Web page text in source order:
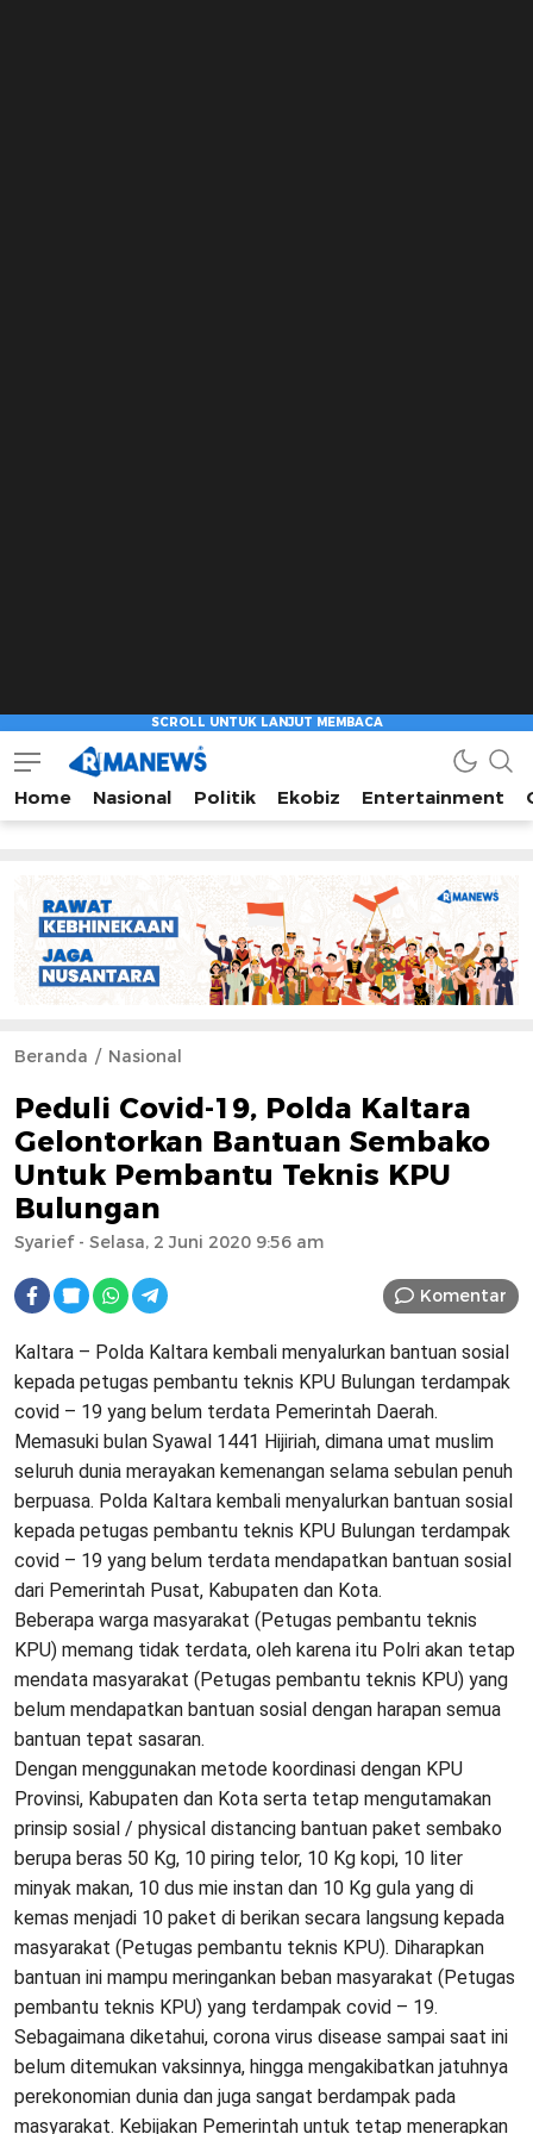
Home Nasional Politik Ekobiz Entertainment
Beranda Nasional
Peduli Covid-19, Polda Kaltara
Gelontorkan Bantuan Sembako
Untuk Pembantu Teknis KPU
Bulungan
Syarief- Selasa, 2 Juni 2020 9:56 am
Komentar
Kaltara – Polda Kaltara kembali menyalurkan bantuan sosial
kepada petugas pembantu teknis KPU Bulungan terdampak
covid – 19 yang belum terdata Pemerintah Daerah.
Memasuki bulan Syawal 1441 Hijiriah, dimana umat muslim
seluruh dunia merayakan kemenangan selama sebulan penuh
berpuasa. Polda Kaltara kembali menyalurkan bantuan sosial
kepada petugas pembantu teknis KPU Bulungan terdampak
covid – 19 yang belum terdata mendapatkan bantuan sosial
dari Pemerintah Pusat, Kabupaten dan Kota.
Beberapa warga masyarakat (Petugas pembantu teknis
KPU) memang tidak terdata, oleh karena itu Polri akan tetap
mendata masyarakat (Petugas pembantu teknis KPU) yang
belum mendapatkan bantuan sosial dengan harapan semua
bantuan tepat sasaran.
Dengan menggunakan metode koordinasi dengan KPU
Provinsi, Kabupaten dan Kota serta tetap mengutamakan
prinsip sosial / physical distancing bantuan paket sembako
berupa beras 50 Kg, 10 piring telor, 10 Kg kopi, 10 liter
minyak makan, 10 dus mie instan dan 10 Kg gula yang di
kemas menjadi 10 paket di berikan secara langsung kepada
masyarakat (Petugas pembantu teknis KPU). Diharapkan
bantuan ini mampu meringankan beban masyarakat (Petugas
pembantu teknis KPU) yang terdampak covid – 19.
Sebagaimana diketahui, corona virus disease sampai saat ini
belum ditemukan vaksinnya, hingga mengakibatkan jatuhnya
perekonomian dunia dan juga sangat berdampak pada
masyarakat. Kebijakan Pemerintah untuk tetap menerapkan